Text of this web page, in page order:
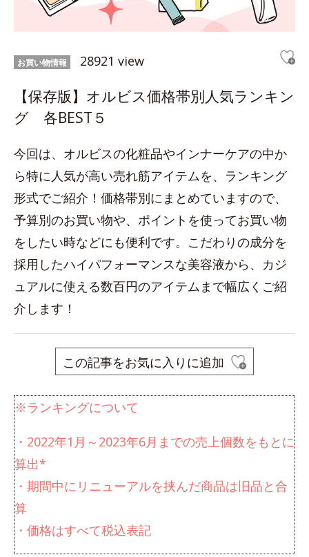
お買い物情報 28921 view
【保存版】オルビス価格帯別人気ランキン
グ 各BEST５
今回は、オルビスの化粧品やインナーケアの中か
ら特に人気が高い売れ筋アイテムを、ランキング
形式でご紹介！価格帯別にまとめていますので、
予算別のお買い物や、ポイントを使ってお買い物
をしたい時などにも便利です。こだわりの成分を
採用したハイパフォーマンスな美容液から、カジ
ュアルに使える数百円のアイテムまで幅広くご紹
介します！
この記事をお気に入りに追加
※ランキングについて
・2022年1月～2023年6月までの売上個数をもとに
算出*
・期間中にリニューアルを挟んだ商品は旧品と合
算
・価格はすべて税込表記